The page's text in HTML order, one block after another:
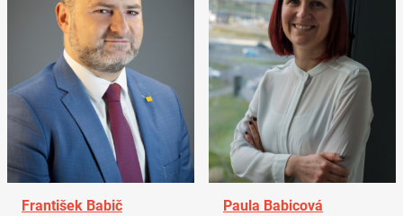
František Babič
Paula Babicová